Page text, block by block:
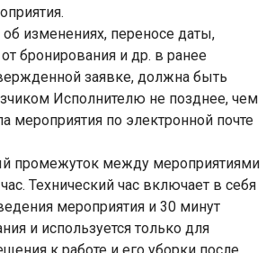
изменениях, переносе даты,
бронирования и др. в ранее
заявке, должна быть
Исполнителю не позднее, чем
мероприятия по электронной почте
промежуток между мероприятиями
Технический час включает в себя
мероприятия и 30 минут
и используется только для
к работе и его уборки после